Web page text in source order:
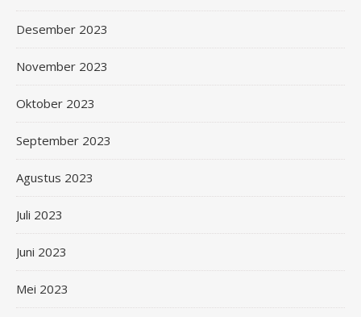
Desember 2023
November 2023
Oktober 2023
September 2023
Agustus 2023
Juli 2023
Juni 2023
Mei 2023